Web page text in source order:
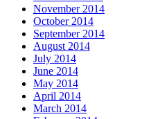
November 2014
October 2014
September 2014
August 2014
July 2014
June 2014
May 2014
April 2014
March 2014